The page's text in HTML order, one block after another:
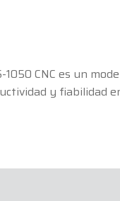
CNC es un
y fiabilidad